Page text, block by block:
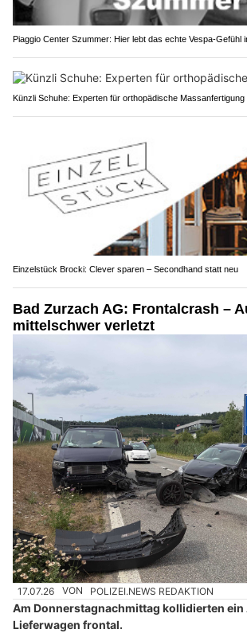
Piaggio Center Szummer: Hier lebt das echte Vespa-Gefühl
Künzli Schuhe: Experten für orthopädische Massanfertigung
Einzelstück Brocki: Clever sparen – Secondhand statt neu
Bad Zurzach AG: Frontalcrash –
mittelschwer verletzt
17.07.26 VON POLIZEI.NEWS REDAKTION
Am Donnerstagnachmittag kollidierten ein
Lieferwagen frontal.